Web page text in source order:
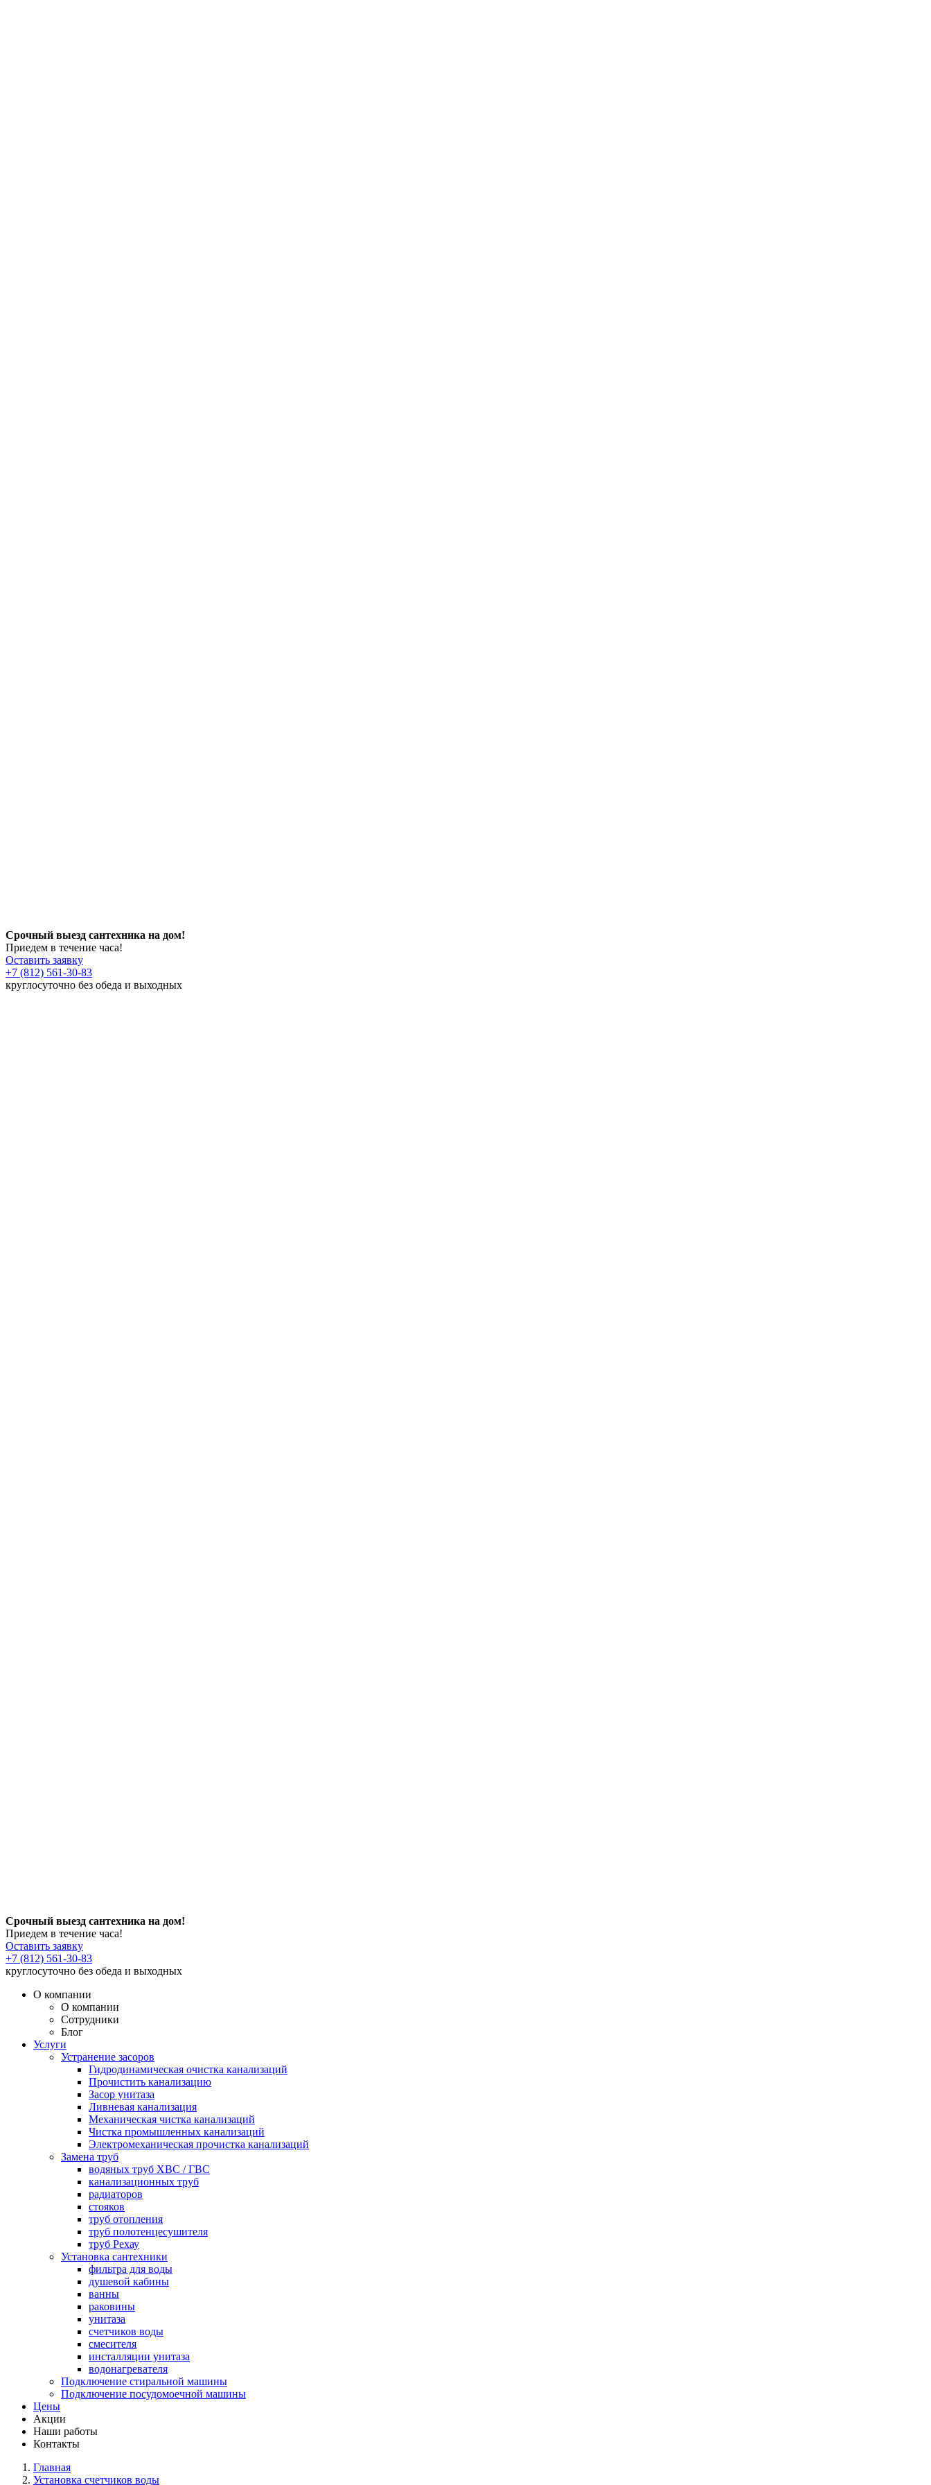
Срочный выезд сантехника на дом!
Приедем в течение часа!
Оставить заявку
+7 (812) 561-30-83
круглосуточно без обеда и выходных
Срочный выезд сантехника на дом!
Приедем в течение часа!
Оставить заявку
+7 (812) 561-30-83
круглосуточно без обеда и выходных
О компании
О компании
Сотрудники
Блог
Услуги
Устранение засоров
Гидродинамическая очистка канализаций
Прочистить канализацию
Засор унитаза
Ливневая канализация
Механическая чистка канализаций
Чистка промышленных канализаций
Электромеханическая прочистка канализаций
Замена труб
водяных труб ХВС / ГВС
канализационных труб
радиаторов
стояков
труб отопления
труб полотенцесушителя
труб Рехау
Установка сантехники
фильтра для воды
душевой кабины
ванны
раковины
унитаза
счетчиков воды
смесителя
инсталляции унитаза
водонагревателя
Подключение стиральной машины
Подключение посудомоечной машины
Цены
Акции
Наши работы
Контакты
Главная
Установка счетчиков воды